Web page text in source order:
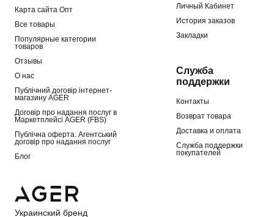
Карта сайта Опт
Все товары
Популярные категории
товаров
Отзывы
О нас
Публічний договір інтернет-
магазину AGER
Договір про надання послуг в
Маркетплейсі AGER (FBS)
Публічна оферта. Агентський
договір про надання послуг
Блог
Личный Кабинет
История заказов
Закладки
Служба
поддержки
Контакты
Возврат товара
Доставка и оплата
Служба поддержки
покупателей
Украинский бренд